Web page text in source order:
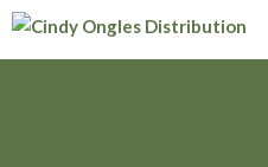
Aller